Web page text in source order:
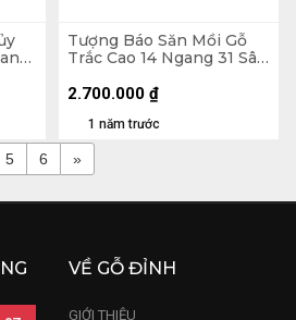
Tượng Báo Săn Mồi Gỗ
Trắc Cao 14 Ngang 31 Sâu
1 năm trước
2.700.000 ₫
5 6 »
VỀ GỖ ĐỈNH
GIỚI THIỆU